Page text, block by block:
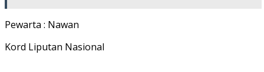
Pewarta : Nawan
Kord Liputan Nasional